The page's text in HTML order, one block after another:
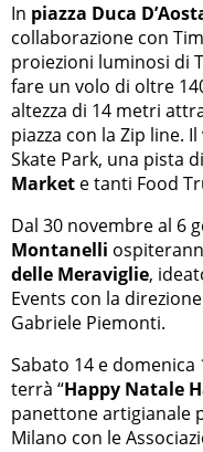
In piazza Duca
collaborazione con
proiezioni luminosi di
fare un volo di oltre
altezza di 14 metri
piazza con la Zip line.
Skate Park, una pista
Market e tanti Food
Dal 30 novembre al 6
Montanelli
delle Meraviglie,
Events con la
Gabriele Piemonti.
Sabato 14 e domenica
terrà “Happy Natale
panettone artigianale
Milano con le